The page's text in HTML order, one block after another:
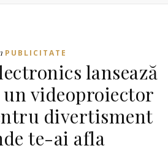
PUBLICITATE
lansează
un videoproiector
divertisment
te-ai afla